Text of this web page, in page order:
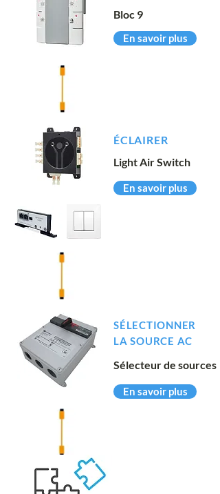
Bloc 9
En savoir plus
ÉCLAIRER
Light Air Switch
En savoir plus
SÉLECTIONNER
LA SOURCE AC
Sélecteur de sources
En savoir plus